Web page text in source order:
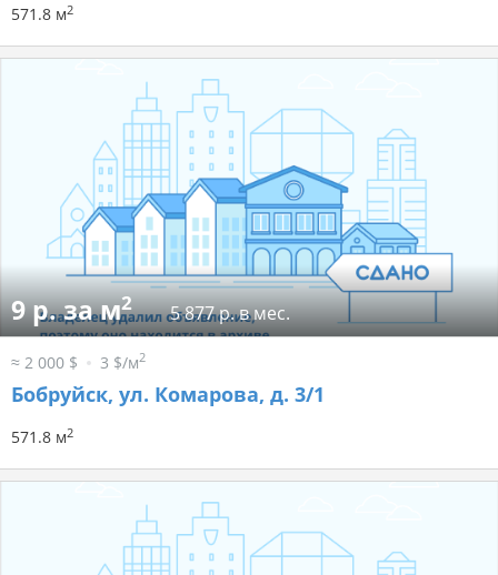
571.8 м2
9 р. за м2 5 877 р. в мес.
≈ 2 000 $ 3 $/м2
Бобруйск, ул. Комарова, д. 3/1
571.8 м2